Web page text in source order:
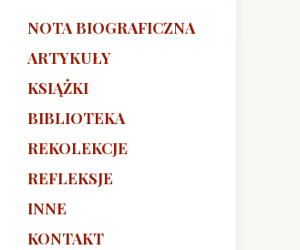
NOTA BIOGRAFICZNA
ARTYKUŁY
KSIĄŻKI
BIBLIOTEKA
REKOLEKCJE
REFLEKSJE
INNE
KONTAKT